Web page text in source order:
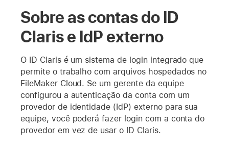
Sobre as contas do ID
Claris e IdP externo
O ID Claris é um sistema de login integrado que
permite o trabalho com arquivos hospedados no
FileMaker Cloud. Se um gerente da equipe
configurou a autenticação da conta com um
provedor de identidade (IdP) externo para sua
equipe, você poderá fazer login com a conta do
provedor em vez de usar o ID Claris.